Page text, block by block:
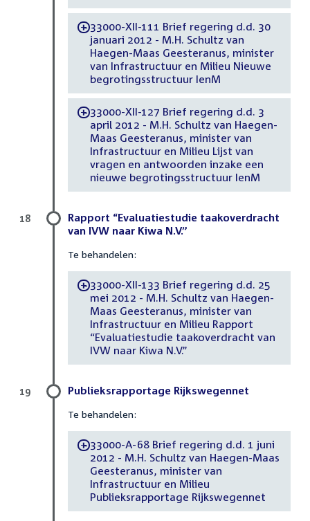
-33000-XII-111 Brief regering d.d. 30
januari 2012 - M.H. Schultz van
Haegen-Maas Geesteranus, minister
van Infrastructuur en Milieu Nieuwe
begrotingsstructuur IenM
-33000-XII-127 Brief regering d.d. 3
april 2012 - M.H. Schultz van Haegen-
Maas Geesteranus, minister van
Infrastructuur en Milieu Lijst van
vragen en antwoorden inzake een
nieuwe begrotingsstructuur IenM
Rapport “Evaluatiestudie taakoverdracht
van IVW naar Kiwa N.V.”
Te behandelen:
-33000-XII-133 Brief regering d.d. 25
mei 2012 - M.H. Schultz van Haegen-
Maas Geesteranus, minister van
Infrastructuur en Milieu Rapport
“Evaluatiestudie taakoverdracht van
IVW naar Kiwa N.V.”
18
Publieksrapportage Rijkswegennet
Te behandelen:
-33000-A-68 Brief regering d.d. 1 juni
2012 - M.H. Schultz van Haegen-Maas
Geesteranus, minister van
Infrastructuur en Milieu
Publieksrapportage Rijkswegennet
19